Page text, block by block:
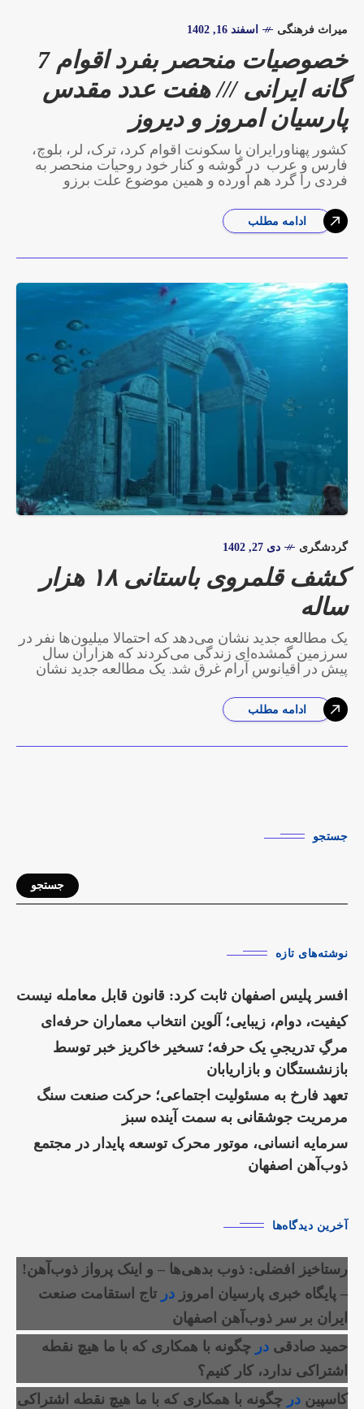
میراث فرهنگی اسفند 16, 1402
خصوصیات منحصر بفرد اقوام 7
گانه ایرانی /// هفت عدد مقدس
پارسیان امروز و دیروز
کشور پهناورایران با سکونت اقوام کُرد، ترک، لُر، بلوچ،
فارس و عرب در گوشه و کنار خود روحیات منحصر به
فردی را گرد هم آورده و همین موضوع علت برزو
ادامه مطلب
گردشگری دی 27, 1402
کشف قلمروی باستانی ۱۸ هزار
ساله
یک مطالعه جدید نشان می‌دهد که احتمالا میلیون‌ها نفر در
سرزمین گمشده‌ای زندگی می‌کردند که هزاران سال
پیش در اقیانوس آرام غرق شد. یک مطالعه جدید نشان
ادامه مطلب
جستجو
جستجو
نوشته‌های تازه
افسر پلیس اصفهان ثابت کرد: قانون قابل معامله نیست
کیفیت، دوام، زیبایی؛ آلوین انتخاب معماران حرفه‌ای
مرگِ تدریجیِ یک حرفه؛ تسخیر خاکریز خبر توسط
بازنشستگان و بازاریابان
تعهد فارخ به مسئولیت اجتماعی؛ حرکت صنعت سنگ
مرمریت جوشقانی به سمت آینده سبز
سرمایه انسانی، موتور محرک توسعه پایدار در مجتمع
ذوب‌آهن اصفهان
آخرین دیدگاه‌ها
رستاخیز افضلی: ذوب بدهی‌ها – و اینک پرواز ذوب‌آهن!
– پایگاه خبری پارسیان امروز در تاج استقامت صنعت
ایران بر سر ذوب‌آهن اصفهان
حمید صادقی در چگونه با همکاری که با ما هیچ نقطه
اشتراکی ندارد، کار کنیم؟
کاسپین در چگونه با همکاری که با ما هیچ نقطه اشتراکی